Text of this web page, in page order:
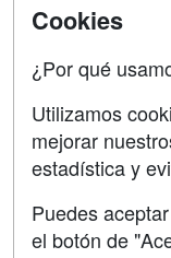
Contactar
Copyleft
Cookies
¿Por qué
Utilizamos
mejorar
estadística y
Puedes
el botón de